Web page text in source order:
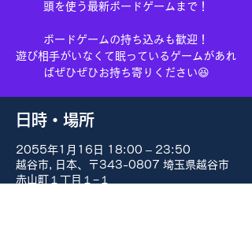
頭を使う最新ボードゲームまで！
ボードゲームの持ち込みも歓迎！
遊び相手がいなくて眠っているゲームがあれ
ばぜひぜひお持ち寄りください😆
日時・場所
2055年1月16日 18:00 – 23:50
越谷市, 日本、〒343-0807 埼玉県越谷市
赤山町１丁目１−１